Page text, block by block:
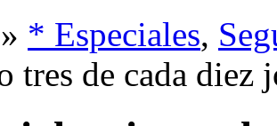
» * Especiales,
tres de cada diez